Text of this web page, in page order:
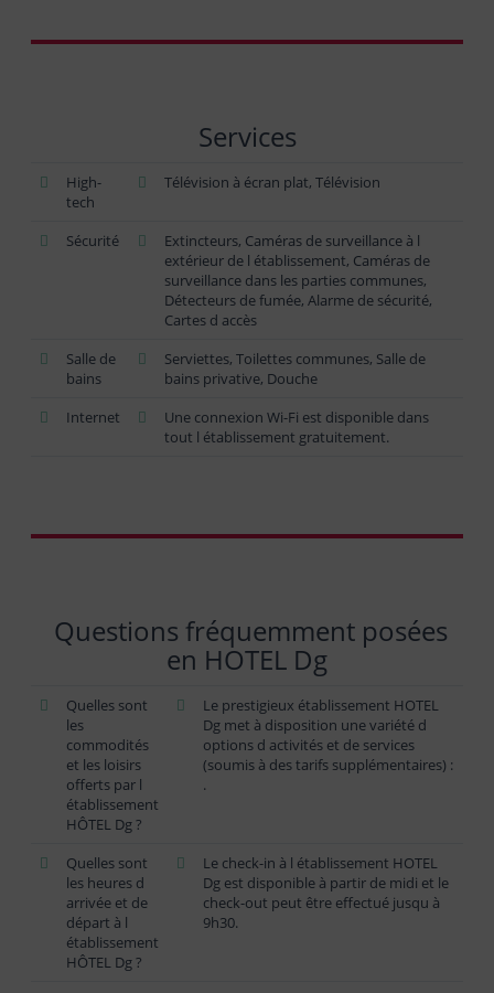
Services
High-
tech
Télévision à écran plat, Télévision
Sécurité
Extincteurs, Caméras de surveillance à l
extérieur de l établissement, Caméras de
surveillance dans les parties communes,
Détecteurs de fumée, Alarme de sécurité,
Cartes d accès
Salle de
bains
Serviettes, Toilettes communes, Salle de
bains privative, Douche
Internet
Une connexion Wi-Fi est disponible dans
tout l établissement gratuitement.
Questions fréquemment posées
en HOTEL Dg
Quelles sont
les
commodités
et les loisirs
offerts par l
établissement
HÔTEL Dg ?
Le prestigieux établissement HOTEL
Dg met à disposition une variété d
options d activités et de services
(soumis à des tarifs supplémentaires) :
.
Quelles sont
les heures d
arrivée et de
départ à l
établissement
HÔTEL Dg ?
Le check-in à l établissement HOTEL
Dg est disponible à partir de midi et le
check-out peut être effectué jusqu à
9h30.